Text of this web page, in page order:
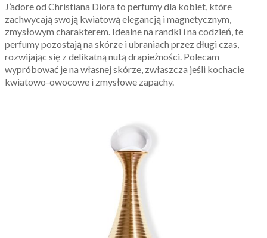
J’adore od Christiana Diora to perfumy dla kobiet, które
zachwycają swoją kwiatową elegancją i magnetycznym,
zmysłowym charakterem. Idealne na randki i na codzień, te
perfumy pozostają na skórze i ubraniach przez długi czas,
rozwijając się z delikatną nutą drapieżności. Polecam
wypróbować je na własnej skórze, zwłaszcza jeśli kochacie
kwiatowo-owocowe i zmysłowe zapachy.